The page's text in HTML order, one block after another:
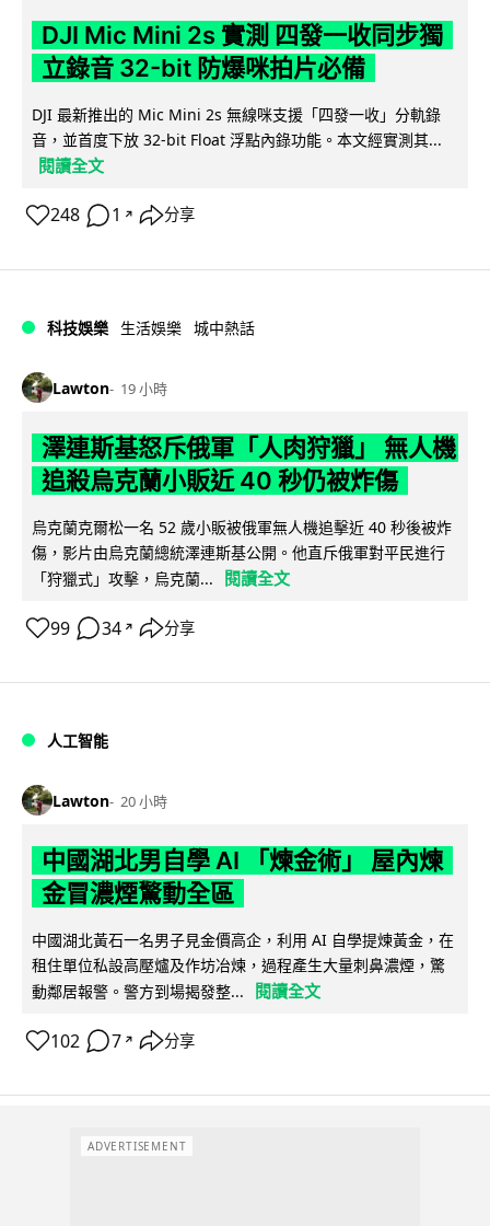
DJI Mic Mini 2s 實測 四發一收同步獨
立錄音 32-bit 防爆咪拍片必備
DJI 最新推出的 Mic Mini 2s 無線咪支援「四發一收」分軌錄
音，並首度下放 32-bit Float 浮點內錄功能。本文經實測其...
閱讀全文
248 1 ↗ 分享
科技娛樂 生活娛樂 城中熱話
Lawton 19 小時
澤連斯基怒斥俄軍「人肉狩獵」 無人機
追殺烏克蘭小販近 40 秒仍被炸傷
烏克蘭克爾松一名 52 歲小販被俄軍無人機追擊近 40 秒後被炸
傷，影片由烏克蘭總統澤連斯基公開。他直斥俄軍對平民進行
「狩獵式」攻擊，烏克蘭...
閱讀全文
99 34 ↗ 分享
人工智能
Lawton 20 小時
中國湖北男自學 AI 「煉金術」 屋內煉
金冒濃煙驚動全區
中國湖北黃石一名男子見金價高企，利用 AI 自學提煉黃金，在
租住單位私設高壓爐及作坊冶煉，過程產生大量刺鼻濃煙，驚
動鄰居報警。警方到場揭發整...
閱讀全文
102 7 ↗ 分享
ADVERTISEMENT